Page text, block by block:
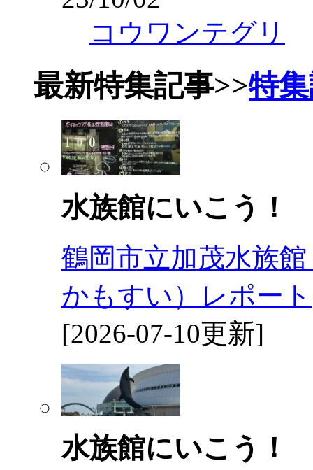
コウワンテグリ
最新特集記事>>特
水族館にいこう！
鶴岡市立加茂水族
かもすい）レポート
[2026-07-10更新]
水族館にいこう！